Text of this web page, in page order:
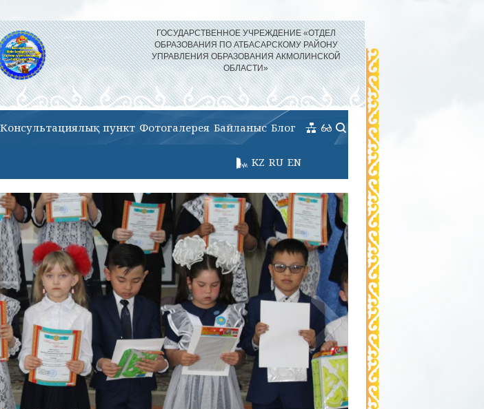
ГОСУДАРСТВЕННОЕ УЧРЕЖДЕНИЕ «ОТДЕЛ
ОБРАЗОВАНИЯ ПО АТБАСАРСКОМУ РАЙОНУ
УПРАВЛЕНИЯ ОБРАЗОВАНИЯ АКМОЛИНСКОЙ
ОБЛАСТИ»
Консультациялық пункт Фотогалерея Байланыс Блог
EN
RU
KZ